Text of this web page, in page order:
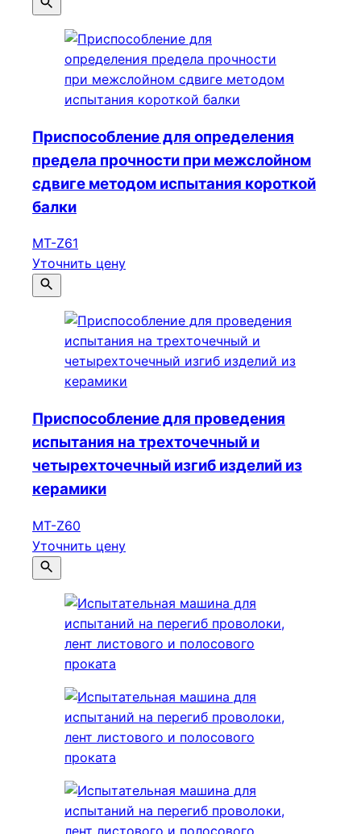
Приспособление для определения
предела прочности при межслойном
сдвиге методом испытания короткой
балки
МТ-Z61
Уточнить цену
Приспособление для проведения
испытания на трехточечный и
четырехточечный изгиб изделий из
керамики
МТ-Z60
Уточнить цену